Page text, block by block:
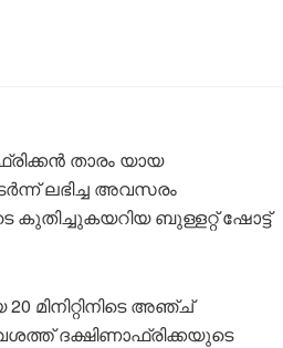
താരം യായ
ലഭിച്ച അവസരം
കുതിച്ചുകയറിയ ബുള്ളറ്റ് ഷോട്ട്
അഞ്ച്
ദക്ഷിണാഫ്രിക്കയുടെ